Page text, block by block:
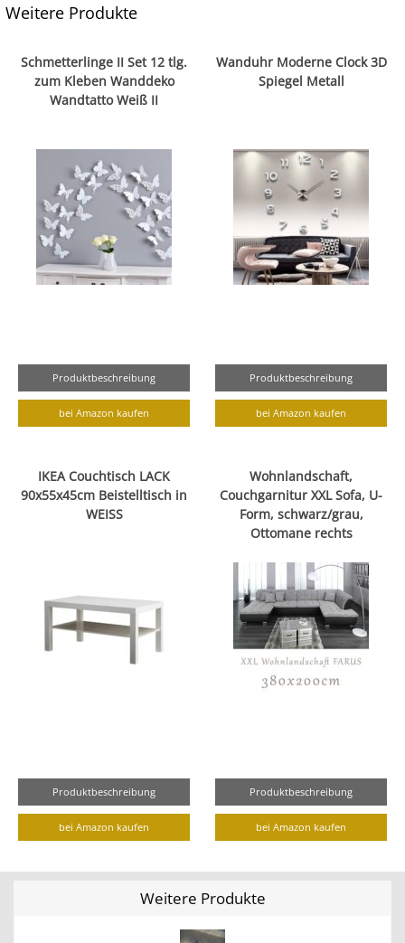
Weitere Produkte
Schmetterlinge II Set 12 tlg.
zum Kleben Wanddeko
Wandtatto Weiß II
Produktbeschreibung
bei Amazon kaufen
Wanduhr Moderne Clock 3D
Spiegel Metall
Produktbeschreibung
bei Amazon kaufen
IKEA Couchtisch LACK
90x55x45cm Beistelltisch in
WEISS
Produktbeschreibung
bei Amazon kaufen
Wohnlandschaft,
Couchgarnitur XXL Sofa, U-
Form, schwarz/grau,
Ottomane rechts
Produktbeschreibung
bei Amazon kaufen
Weitere Produkte